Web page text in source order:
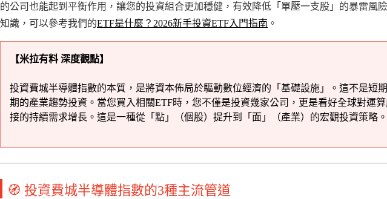
的公司也能起到平衡作用，讓您的投資組合更加穩健，有效降低「單壓一支股」的暴雷風
知識，可以參考我們的ETF是什麼？2026新手投資ETF入門指南 。
【米拉有料 深度觀點】
投資費城半導體指數的本質，是將資本佈局於驅動數位經濟的「基礎設施」。這不是短
期的產業趨勢投資。當您買入相關ETF時，您不僅是投資幾家公司，更是看好全球對運
接的持續需求增長。這是一種從「點」（個股）提升到「面」（產業）的宏觀投資策略。
🧭 投資費城半導體指數的3種主流管道